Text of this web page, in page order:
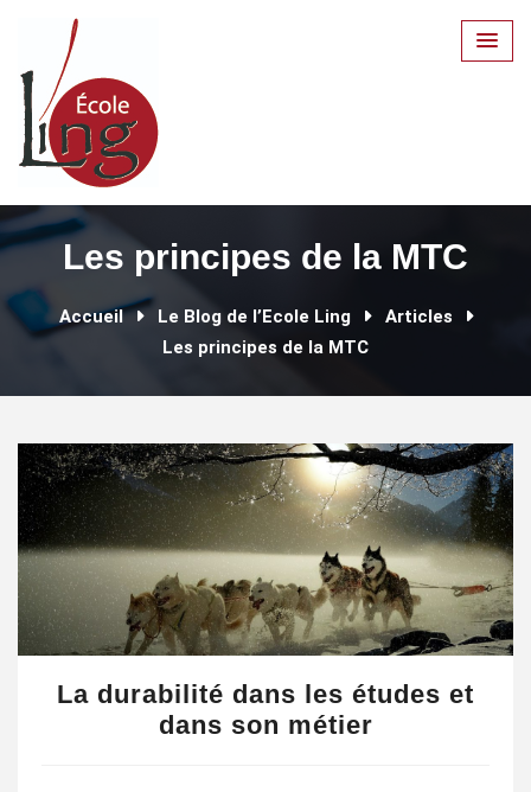
content
Les principes de la MTC
Accueil Le Blog de l’Ecole Ling
Articles
Les principes de la MTC
La durabilité dans les études et
dans son métier